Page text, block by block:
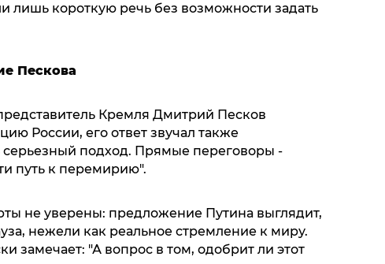
лишь короткую речь без возможности задать
Пескова
Кремля Дмитрий Песков
России, его ответ звучал также
серьезный подход. Прямые переговоры -
путь к перемирию".
не уверены: предложение Путина выглядит,
нежели как реальное стремление к миру.
замечает: "А вопрос в том, одобрит ли этот